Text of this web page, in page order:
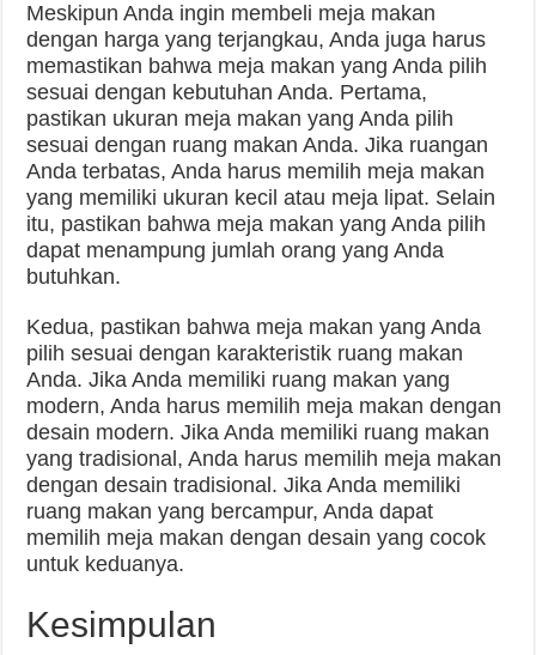
Meskipun Anda ingin membeli meja makan
dengan harga yang terjangkau, Anda juga harus
memastikan bahwa meja makan yang Anda pilih
sesuai dengan kebutuhan Anda. Pertama,
pastikan ukuran meja makan yang Anda pilih
sesuai dengan ruang makan Anda. Jika ruangan
Anda terbatas, Anda harus memilih meja makan
yang memiliki ukuran kecil atau meja lipat. Selain
itu, pastikan bahwa meja makan yang Anda pilih
dapat menampung jumlah orang yang Anda
butuhkan.
Kedua, pastikan bahwa meja makan yang Anda
pilih sesuai dengan karakteristik ruang makan
Anda. Jika Anda memiliki ruang makan yang
modern, Anda harus memilih meja makan dengan
desain modern. Jika Anda memiliki ruang makan
yang tradisional, Anda harus memilih meja makan
dengan desain tradisional. Jika Anda memiliki
ruang makan yang bercampur, Anda dapat
memilih meja makan dengan desain yang cocok
untuk keduanya.
Kesimpulan